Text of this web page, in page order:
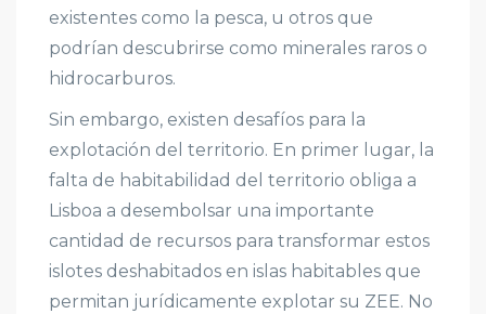
existentes como la pesca, u otros que
podrían descubrirse como minerales raros o
hidrocarburos.
Sin embargo, existen desafíos para la
explotación del territorio. En primer lugar, la
falta de habitabilidad del territorio obliga a
Lisboa a desembolsar una importante
cantidad de recursos para transformar estos
islotes deshabitados en islas habitables que
permitan jurídicamente explotar su ZEE. No